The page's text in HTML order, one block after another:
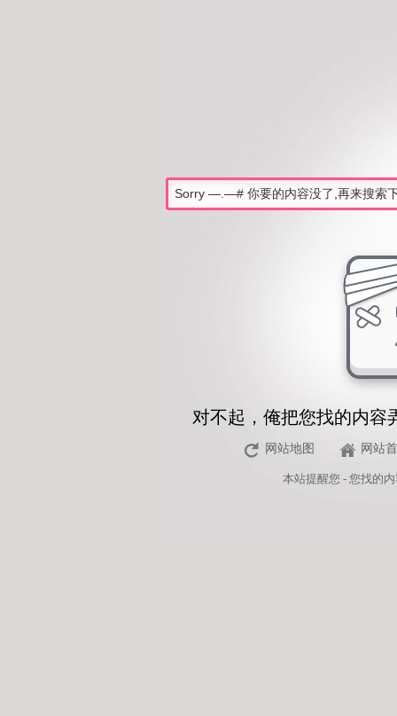
对不起，俺把您找的内容
网站地图 网站
本站提醒您 - 您找的